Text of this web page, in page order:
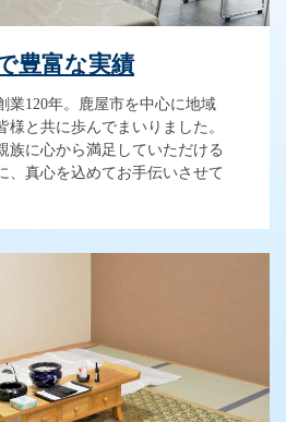
豊富な実績
業120年。鹿屋市を中心に地域
様と共に歩んでまいりました。
族に心から満足していただける
、真心を込めてお手伝いさせて